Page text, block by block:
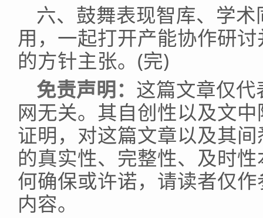
六、鼓舞表现智库、学
用，一起打开产能协作研
的方针主张。(完)
免责声明： 这篇文章仅
网无关。其自创性以及文
证明，对这篇文章以及其
的真实性、完整性、及时
何确保或许诺，请读者仅
内容。